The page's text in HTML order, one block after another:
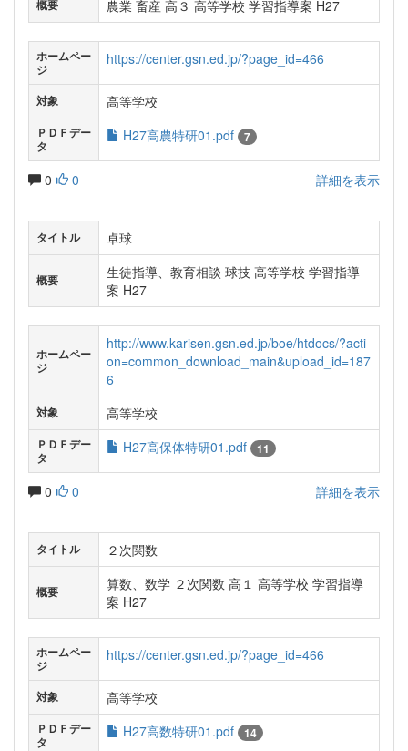
概要 農業 畜産 高３ 高等学校 学習指導案 H27
ホームペー
ジ
https://center.gsn.ed.jp/?page_id=466
対象 高等学校
ＰＤＦデー
タ
H27高農特研01.pdf 7
0 0 詳細を表示
タイトル 卓球
概要
生徒指導、教育相談 球技 高等学校 学習指導
案 H27
ホームペー
ジ
http://www.karisen.gsn.ed.jp/boe/htdocs/?acti
on=common_download_main&upload_id=187
6
対象 高等学校
ＰＤＦデー
タ
H27高保体特研01.pdf 11
0 0 詳細を表示
タイトル ２次関数
概要
算数、数学 ２次関数 高１ 高等学校 学習指導
案 H27
ホームペー
ジ
https://center.gsn.ed.jp/?page_id=466
対象 高等学校
ＰＤＦデー
タ
H27高数特研01.pdf 14